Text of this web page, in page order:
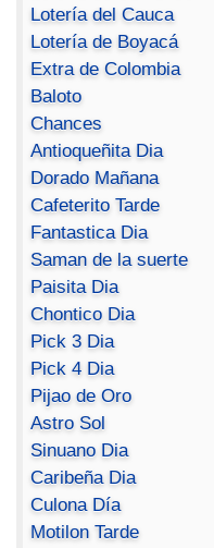
Lotería del Cauca
Lotería de Boyacá
Extra de Colombia
Baloto
Chances
Antioqueñita Dia
Dorado Mañana
Cafeterito Tarde
Fantastica Dia
Saman de la suerte
Paisita Dia
Chontico Dia
Pick 3 Dia
Pick 4 Dia
Pijao de Oro
Astro Sol
Sinuano Dia
Caribeña Dia
Culona Día
Motilon Tarde